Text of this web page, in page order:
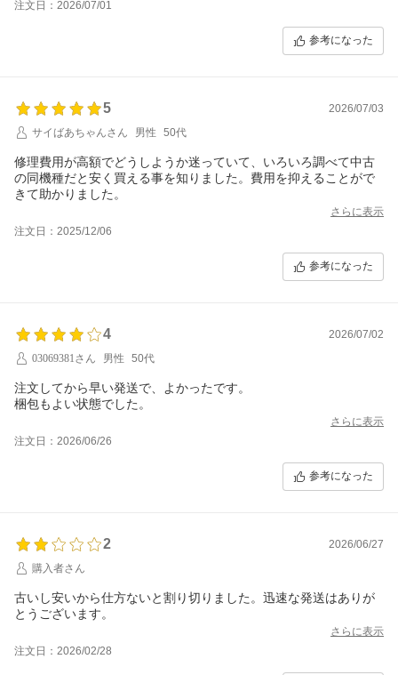
注文日：2026/07/01
参考になった
5
2026/07/03
サイばあちゃんさん
男性 50代
修理費用が高額でどうしようか迷っていて、いろいろ調べて中古
の同機種だと安く買える事を知りました。費用を抑えることがで
きて助かりました。
さらに表示
注文日：2025/12/06
参考になった
4
2026/07/02
03069381さん
男性 50代
注文してから早い発送で、よかったです。
梱包もよい状態でした。
さらに表示
注文日：2026/06/26
参考になった
2
2026/06/27
購入者さん
古いし安いから仕方ないと割り切りました。迅速な発送はありが
とうございます。
さらに表示
注文日：2026/02/28